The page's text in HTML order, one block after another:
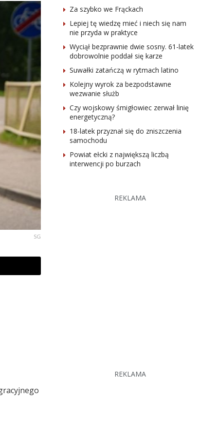
SG
Za szybko we Frąckach
Lepiej tę wiedzę mieć i niech się nam
nie przyda w praktyce
Wyciął bezprawnie dwie sosny. 61-latek
dobrowolnie poddał się karze
Suwałki zatańczą w rytmach latino
Kolejny wyrok za bezpodstawne
wezwanie służb
Czy wojskowy śmigłowiec zerwał linię
energetyczną?
18-latek przyznał się do zniszczenia
samochodu
Powiat ełcki z największą liczbą
interwencji po burzach
REKLAMA
REKLAMA